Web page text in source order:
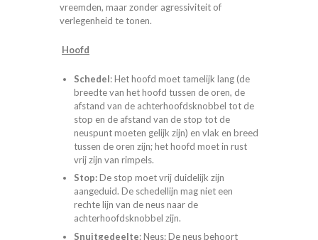
vreemden, maar zonder agressiviteit of
verlegenheid te tonen.
Hoofd
Schedel: Het hoofd moet tamelijk lang (de
breedte van het hoofd tussen de oren, de
afstand van de achterhoofdsknobbel tot de
stop en de afstand van de stop tot de
neuspunt moeten gelijk zijn) en vlak en breed
tussen de oren zijn; het hoofd moet in rust
vrij zijn van rimpels.
Stop:De stop moet vrij duidelijk zijn
aangeduid. De schedellijn mag niet een
rechte lijn van de neus naar de
achterhoofdsknobbel zijn.
Snuitgedeelte: Neus: De neus behoort